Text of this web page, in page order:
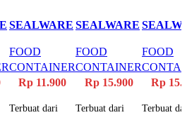
SEALWARE
TRANS
SEGI
(230ML)
FOOD
CONTAINER
Rp 11.900
Terbuat dari
SEALWARE
TRANS
SEGI
(370ML)
FOOD
CONTAINER
Rp15.900
Terbuat dari
BULAT
(0,9LT)
FOOD
Rp
Terbuat